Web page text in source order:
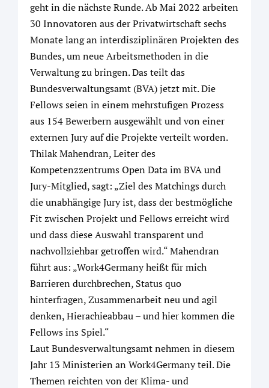
geht in die nächste Runde. Ab Mai 2022 arbeiten
30 Innovatoren aus der Privatwirtschaft sechs
Monate lang an interdisziplinären Projekten des
Bundes, um neue Arbeitsmethoden in die
Verwaltung zu bringen. Das teilt das
Bundesverwaltungsamt (BVA) jetzt mit. Die
Fellows seien in einem mehrstufigen Prozess
aus 154 Bewerbern ausgewählt und von einer
externen Jury auf die Projekte verteilt worden.
Thilak Mahendran, Leiter des
Kompetenzzentrums Open Data im BVA und
Jury-Mitglied, sagt: „Ziel des Matchings durch
die unabhängige Jury ist, dass der bestmögliche
Fit zwischen Projekt und Fellows erreicht wird
und dass diese Auswahl transparent und
nachvollziehbar getroffen wird.“ Mahendran
führt aus: „Work4Germany heißt für mich
Barrieren durchbrechen, Status quo
hinterfragen, Zusammenarbeit neu und agil
denken, Hierachieabbau – und hier kommen die
Fellows ins Spiel.“
Laut Bundesverwaltungsamt nehmen in diesem
Jahr 13 Ministerien an Work4Germany teil. Die
Themen reichten von der Klima- und